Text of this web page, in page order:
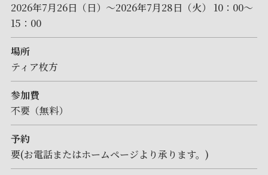
2026年7月26日（日）〜2026年7月28日（火） 10：00～
15：00
場所
ティア枚方
参加費
不要（無料）
予約
要(お電話またはホームページより承ります。)